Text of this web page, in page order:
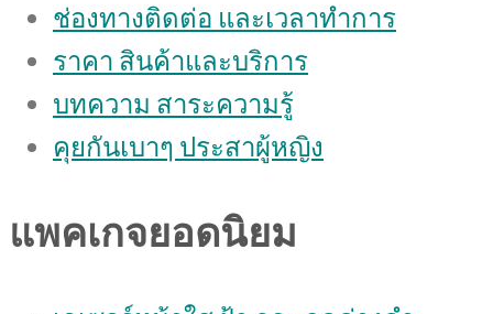
ช่องทางติดต่อ และเวลาทำการ
ราคา สินค้าและบริการ
บทความ สาระความรู้
คุยกันเบาๆ ประสาผู้หญิง
แพคเกจยอดนิยม